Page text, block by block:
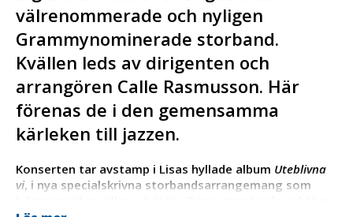
välrenommerade och nyligen
Grammynominerade storband.
Kvällen leds av dirigenten och
arrangören Calle Rasmusson. Här
förenas de i den gemensamma
kärleken till jazzen.
Konserten tar avstamp i Lisas hyllade album Uteblivna
vi, i nya specialskrivna storbandsarrangemang som